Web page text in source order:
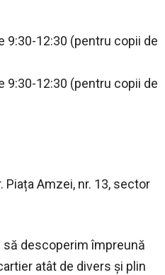
9:30-12:30 (pentru copii de
9:30-12:30 (pentru copii de
Piața Amzei, nr. 13, sector
descoperim împreună
atât de divers și plin